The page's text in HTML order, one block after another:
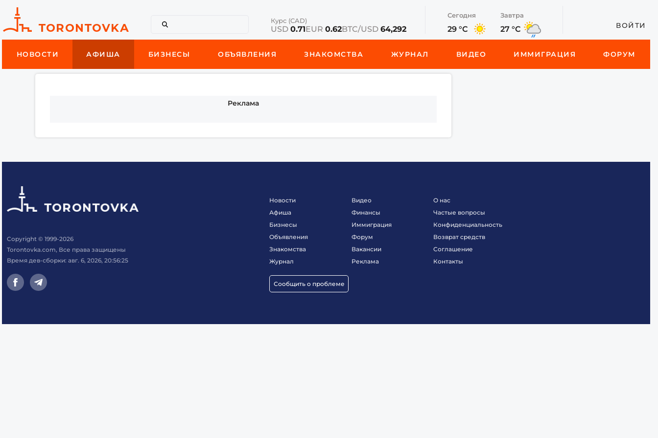
Курс (CAD)
USD 0.71EUR 0.62BTC/USD 64,292
Сегодня
29 °C
Завтра
27 °C ВОЙТИ
НОВОСТИ АФИША БИЗНЕСЫ ОБЪЯВЛЕНИЯ ЗНАКОМСТВА ЖУРНАЛ ВИДЕО ИММИГРАЦИЯ ФОРУМ
Реклама
Copyright © 1999-2026
Torontovka.com, Все права защищены
Время дев-сборки: авг. 6, 2026, 20:56:25
Новости
Афиша
Бизнесы
Объявления
Знакомства
Журнал
Сообщить о проблеме
Видео
Финансы
Иммиграция
Форум
Вакансии
Реклама
О нас
Частые вопросы
Конфиденциальность
Возврат средств
Соглашение
Контакты